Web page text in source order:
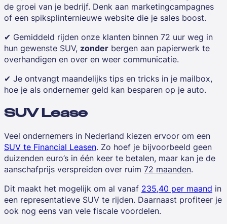
de groei van je bedrijf. Denk aan marketingcampagnes
of een spiksplinternieuwe website die je sales boost.
✔ Gemiddeld rijden onze klanten binnen 72 uur weg in
hun gewenste SUV, zonder bergen aan papierwerk te
overhandigen en over en weer communicatie.
✔ Je ontvangt maandelijks tips en tricks in je mailbox,
hoe je als ondernemer geld kan besparen op je auto.
SUV Lease
Veel ondernemers in Nederland kiezen ervoor om een
SUV te Financial Leasen. Zo hoef je bijvoorbeeld geen
duizenden euro’s in één keer te betalen, maar kan je de
aanschafprijs verspreiden over ruim 72 maanden.
Dit maakt het mogelijk om al vanaf 235,40 per maand in
een representatieve SUV te rijden. Daarnaast profiteer je
ook nog eens van vele fiscale voordelen.